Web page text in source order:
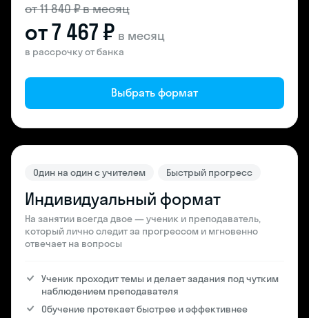
от 11 840 ₽ в месяц
от 7 467 ₽ в месяц
в рассрочку от банка
Выбрать формат
Один на один с учителем Быстрый прогресс
Индивидуальный формат
На занятии всегда двое — ученик и преподаватель,
который лично следит за прогрессом и мгновенно
отвечает на вопросы
Ученик проходит темы и делает задания под чутким
наблюдением преподавателя
Обучение протекает быстрее и эффективнее